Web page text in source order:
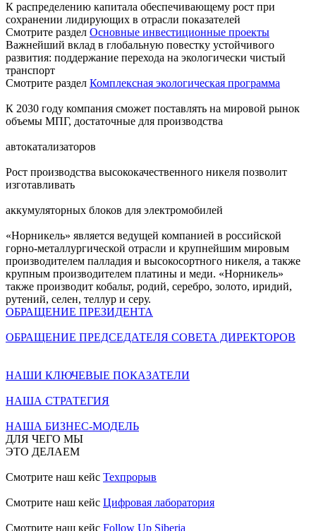
К распределению капитала обеспечивающему рост при
сохранении лидирующих в отрасли показателей
Смотрите раздел Основные инвестиционные проекты
Важнейший вклад в глобальную повестку устойчивого
развития: поддержание перехода на экологически чистый
транспорт
Смотрите раздел Комплексная экологическая программа
К 2030 году компания сможет поставлять на мировой рынок
объемы МПГ, достаточные для производства
автокатализаторов
Рост производства высококачественного никеля позволит
изготавливать
аккумуляторных блоков для электромобилей
«Норникель» является ведущей компанией в российской
горно-металлургической отрасли и крупнейшим мировым
производителем палладия и высокосортного никеля, а также
крупным производителем платины и меди. «Норникель»
также производит кобальт, родий, серебро, золото, иридий,
рутений, селен, теллур и серу.
ОБРАЩЕНИЕ ПРЕЗИДЕНТА
ОБРАЩЕНИЕ ПРЕДСЕДАТЕЛЯ СОВЕТА ДИРЕКТОРОВ
НАШИ КЛЮЧЕВЫЕ ПОКАЗАТЕЛИ
НАША СТРАТЕГИЯ
НАША БИЗНЕС-МОДЕЛЬ
ДЛЯ ЧЕГО МЫ
ЭТО ДЕЛАЕМ
Смотрите наш кейс Техпрорыв
Смотрите наш кейс Цифровая лаборатория
Смотрите наш кейс Follow Up Siberia